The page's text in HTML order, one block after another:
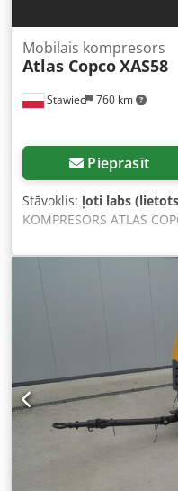
Stawiec 760 km
Mobilais kompresors
Atlas CopcoXAS58
Pieprasīt
Stāvoklis: ļoti labs
KOMPRESORS ATLAS
Dīzeļkompresors ATLAS
Tehniskie dati: - Ražība:
Sock - Darba spiediens:
Dzinējs: KUBOTA -
pilnībā darba kārtībā.
PVN): 48 585 PLN